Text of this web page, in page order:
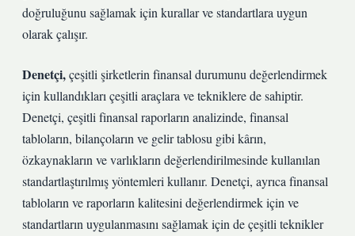
doğruluğunu sağlamak için kurallar ve standartlara uygun
olarak çalışır.
Denetçi,çeşitli şirketlerin finansal durumunu değerlendirmek
için kullandıkları çeşitli araçlara ve tekniklere de sahiptir.
Denetçi, çeşitli finansal raporların analizinde, finansal
tabloların, bilançoların ve gelir tablosu gibi kârın,
özkaynakların ve varlıkların değerlendirilmesinde kullanılan
standartlaştırılmış yöntemleri kullanır. Denetçi, ayrıca finansal
tabloların ve raporların kalitesini değerlendirmek için ve
standartların uygulanmasını sağlamak için de çeşitli teknikler